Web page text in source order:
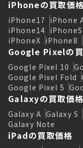
iPhoneの買取価格
iPhone17 iPhone
iPhone14
iPhoneX iPhone8
Google Pixelの
Google Pixel 10
Google Pixel Fold
Google Pixel 5
Galaxyの買取価格
Galaxy A Galaxy S
Galaxy Note
iPadの買取価格